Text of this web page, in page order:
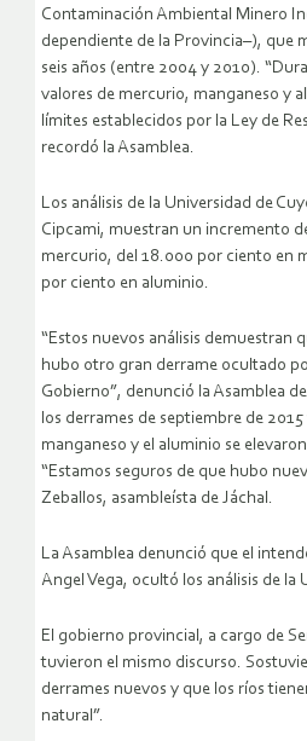
Contaminación Ambiental Minero
dependiente de la Provincia–), que
seis años (entre 2004 y 2010).
valores de mercurio, manganeso y
límites establecidos por la Ley de
recordó la Asamblea.
Los análisis de la Universidad de
Cipcami, muestran un incremento
mercurio, del 18.000 por ciento en
por ciento en aluminio.
“Estos nuevos análisis demuestran
hubo otro gran derrame ocultado
Gobierno”, denunció la Asamblea
los derrames de septiembre de
manganeso y el aluminio se
“Estamos seguros de que hubo
Zeballos, asambleísta de Jáchal.
La Asamblea denunció que el
Angel Vega, ocultó los análisis de la
El gobierno provincial, a cargo de
tuvieron el mismo discurso.
derrames nuevos y que los ríos
natural”.